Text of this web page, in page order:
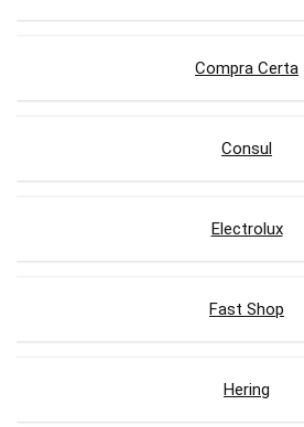
Compra Certa
Consul
Electrolux
Fast Shop
Hering